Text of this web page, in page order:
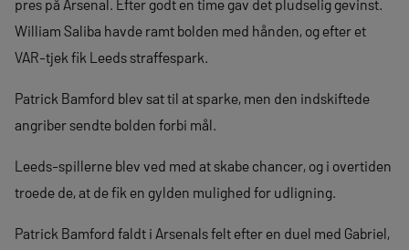
pres på Arsenal. Efter godt en time gav det pludselig gevinst.
William Saliba havde ramt bolden med hånden, og efter et
VAR-tjek fik Leeds straffespark.
Patrick Bamford blev sat til at sparke, men den indskiftede
angriber sendte bolden forbi mål.
Leeds-spillerne blev ved med at skabe chancer, og i overtiden
troede de, at de fik en gylden mulighed for udligning.
Patrick Bamford faldt i Arsenals felt efter en duel med Gabriel,